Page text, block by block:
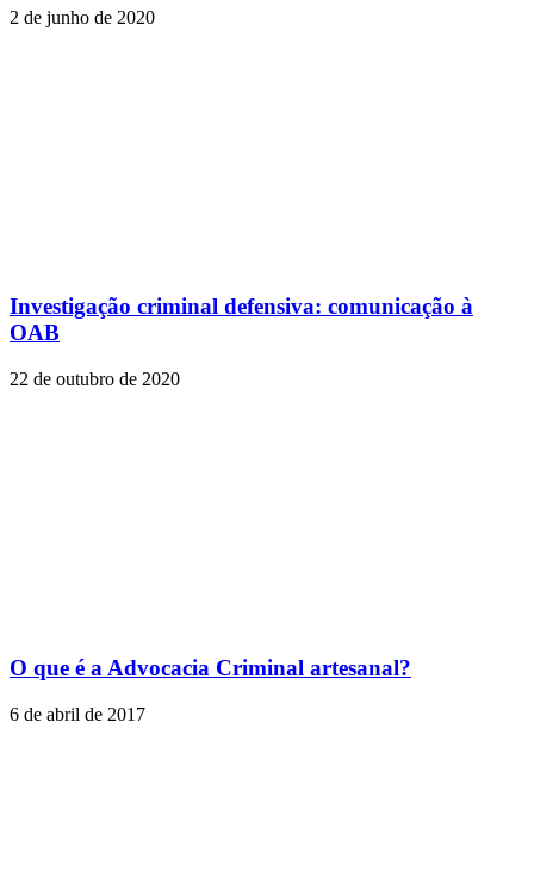
2 de junho de 2020
Investigação criminal defensiva: comunicação à
OAB
22 de outubro de 2020
O que é a Advocacia Criminal artesanal?
6 de abril de 2017